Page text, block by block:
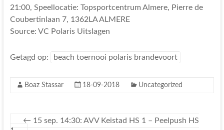
21:00, Speellocatie: Topsportcentrum Almere, Pierre de
Coubertinlaan 7, 1362LA ALMERE
Source: VC Polaris Uitslagen
Getagd op: beach toernooi polaris brandevoort
Boaz Stassar 18-09-2018 Uncategorized
← 15 sep. 14:30: AVV Keistad HS 1 – Peelpush HS